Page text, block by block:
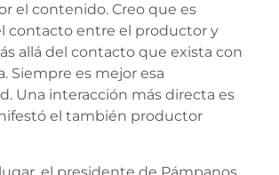
el contenido. Creo que es
contacto entre el productor y
allá del contacto que exista con
Siempre es mejor esa
Una interacción más directa es
el también productor
el presidente de Pámpanos